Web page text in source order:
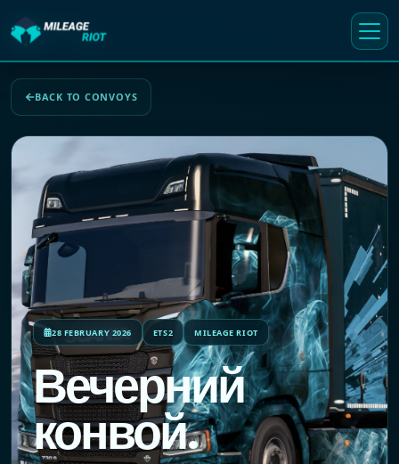
BACK TO CONVOYS
28 FEBRUARY 2026 ETS2 MILEAGE RIOT
Вечерний
конвой.